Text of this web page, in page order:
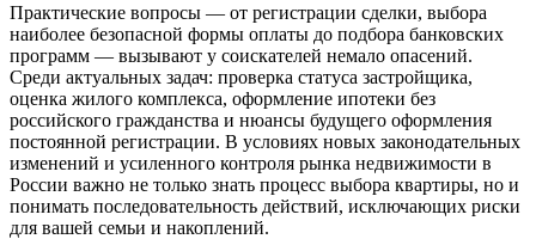
Практические вопросы — от регистрации сделки, выбора
наиболее безопасной формы оплаты до подбора банковских
программ — вызывают у соискателей немало опасений.
Среди актуальных задач: проверка статуса застройщика,
оценка жилого комплекса, оформление ипотеки без
российского гражданства и нюансы будущего оформления
постоянной регистрации. В условиях новых законодательных
изменений и усиленного контроля рынка недвижимости в
России важно не только знать процесс выбора квартиры, но и
понимать последовательность действий, исключающих риски
для вашей семьи и накоплений.